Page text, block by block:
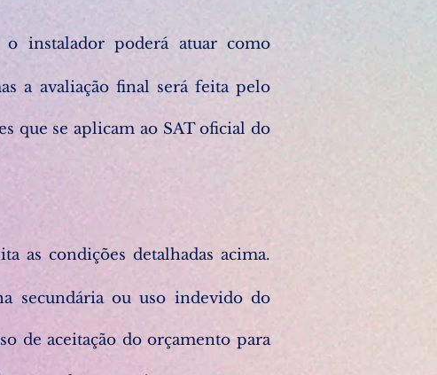
o instalador poderá atuar como
a avaliação final será feita pelo
que se aplicam ao SAT oficial do
as condições detalhadas acima.
secundária ou uso indevido do
de aceitação do orçamento para